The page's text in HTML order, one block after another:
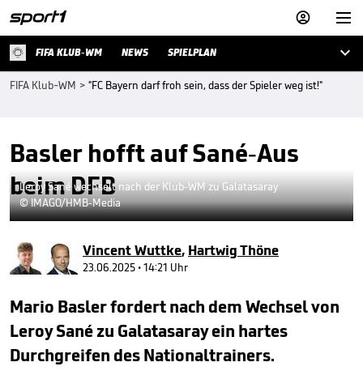


FIFA KLUB-WM NEWS SPIELPLAN 
FIFA Klub-WM > "FC Bayern darf froh sein, dass der Spieler weg ist!"
Basler hofft auf Sané-Aus
beim DFB
Leroy Sané wechselt nach der Klub-WM zu Galatasaray
© IMAGO/HMB-Media
Vincent Wuttke, Hartwig Thöne
23.06.2025 • 14:21 Uhr
Mario Basler fordert nach dem Wechsel von
Leroy Sané zu Galatasaray ein hartes
Durchgreifen des Nationaltrainers.